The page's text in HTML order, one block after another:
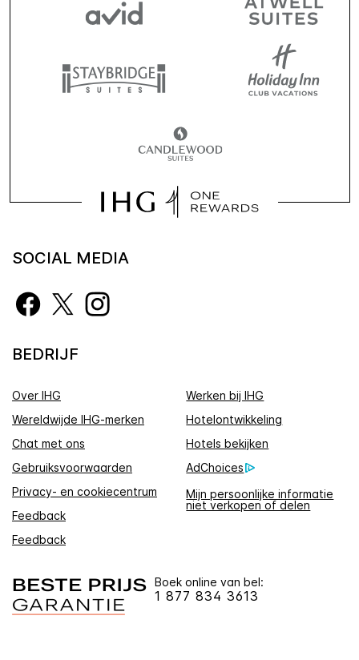
SOCIAL MEDIA
BEDRIJF
Over IHG
Werken bij IHG
Wereldwijde IHG-merken
Hotelontwikkeling
Chat met ons
Hotels bekijken
Gebruiksvoorwaarden
AdChoices
Privacy- en cookiecentrum
Mijn persoonlijke informatie
niet verkopen of delen
Feedback
Feedback
Boek online van bel:
1 877 834 3613